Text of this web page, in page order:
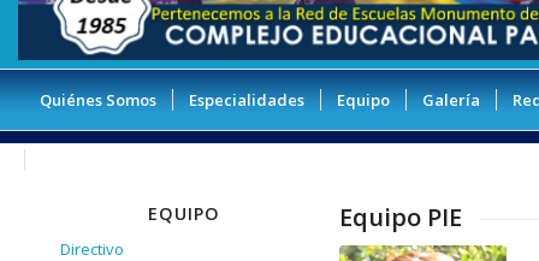
Quiénes Somos Especialidades Equipo Galería
Equipo PIE
EQUIPO
Directivo